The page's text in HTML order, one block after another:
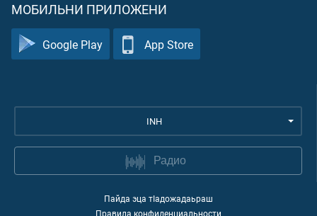
МОБИЛЬНИ ПРИЛОЖЕНИ
Google Play App Store
INH
Радио
Пайда эца тIадожадаьраш
Правила конфиденциальности